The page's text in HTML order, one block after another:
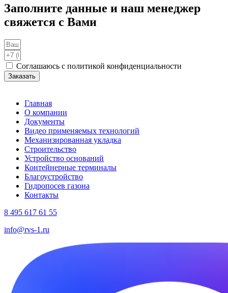
Заполните данные и наш менеджер
свяжется с Вами
Соглашаюсь с политикой конфиденциальности
Заказать
Главная
О компании
Документы
Видео применяемых технологий
Механизированная укладка
Строительство
Устройство оснований
Контейнерные терминалы
Благоустройство
Гидропосев газона
Контакты
8 495 617 61 55
info@rvs-1.ru